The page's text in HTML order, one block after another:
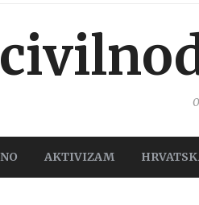
AKTIVIZAM